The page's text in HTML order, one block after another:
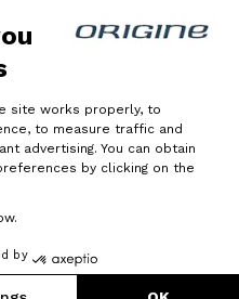
site works properly, to
to measure traffic and
advertising. You can obtain
by clicking on the
by
Cycles